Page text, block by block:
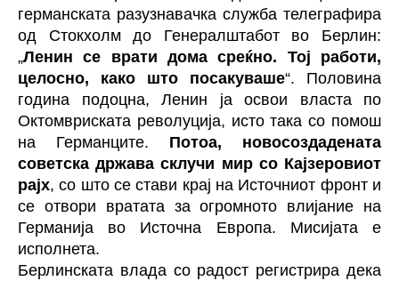
германската разузнавачка служба телеграфира
од Стокхолм до Генералштабот во Берлин:
„Ленин се врати дома среќно. Тој работи,
целосно, како што посакуваше“. Половина
година подоцна, Ленин ја освои власта по
Октомвриската револуција, исто така со помош
на Германците.
Потоа, новосоздадената
советска држава склучи мир со Кајзеровиот
рајх, со што се стави крај на Источниот фронт и
се отвори вратата за огромното влијание на
Германија во Источна Европа. Мисијата е
исполнета.
Берлинската влада со радост регистрира дека